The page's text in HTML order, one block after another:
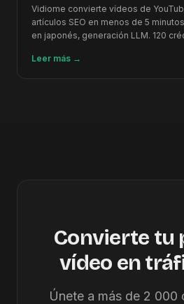
Vidiome convierte vídeos de
artículos SEO en menos de 5
en japonés, generación LLM. 120
Leer más →
Convierte tu
vídeo en
Únete a más de 2 000